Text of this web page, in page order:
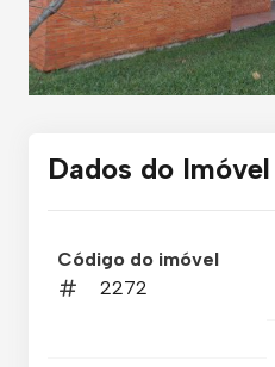
Dados do Imóvel
Código do imóvel
2272